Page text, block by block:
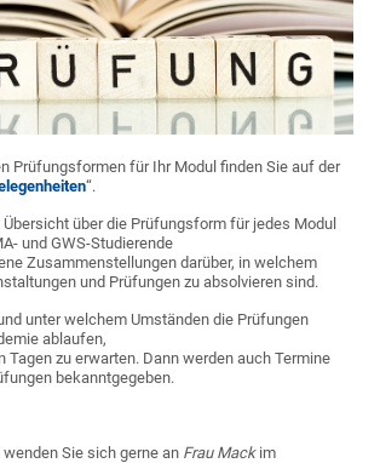
Prüfungsformen für Ihr Modul finden Sie auf der
“.
über die Prüfungsform für jedes Modul
und GWS-Studierende
Zusammenstellungen darüber, in welchem
und Prüfungen zu absolvieren sind.
unter welchem Umständen die Prüfungen
ablaufen,
Tagen zu erwarten. Dann werden auch Termine
bekanntgegeben.
Sie sich gerne an Frau Mackim